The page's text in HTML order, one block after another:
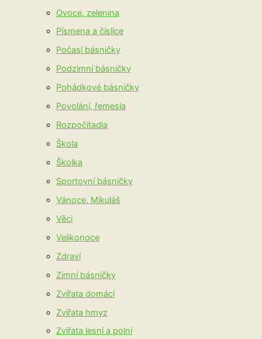
Ovoce, zelenina
Písmena a číslice
Počasí básničky
Podzimní básničky
Pohádkové básničky
Povolání, řemesla
Rozpočítadla
Škola
Školka
Sportovní básničky
Vánoce, Mikuláš
Věci
Velikonoce
Zdraví
Zimní básničky
Zvířata domácí
Zvířata hmyz
Zvířata lesní a polní